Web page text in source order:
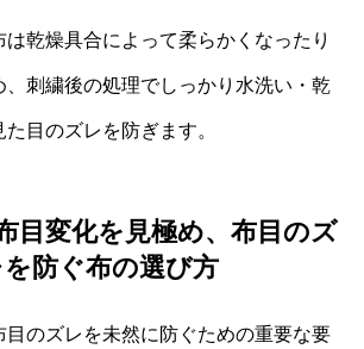
は乾燥具合によって柔らかくなったり
、刺繍後の処理でしっかり水洗い・乾
目のズレを防ぎます。
目変化を見極め、布目のズ
を防ぐ布の選び方
目のズレを未然に防ぐための重要な要